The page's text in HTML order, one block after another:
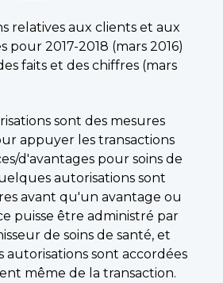
relatives aux clients et aux
pour 2017-2018 (mars 2016)
faits et des chiffres (mars
de la note de bas de page
sont des mesures
appuyer les transactions
d'avantages pour soins de
autorisations sont
avant qu'un avantage ou
puisse être administré par
de soins de santé, et
autorisations sont accordées
même de la transaction.
de la note de bas de page